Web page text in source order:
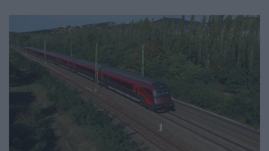
gyorsabban érhetünk majd célt több jelentős infrastruktúra-
fejlesztés nyomán.